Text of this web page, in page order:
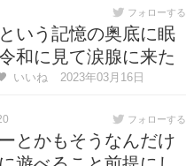
フォローする
いう記憶の奥底に眠
和に見て涙腺に来た
いいね
2023年03月16日
フォローする
とかもそうなんだけ